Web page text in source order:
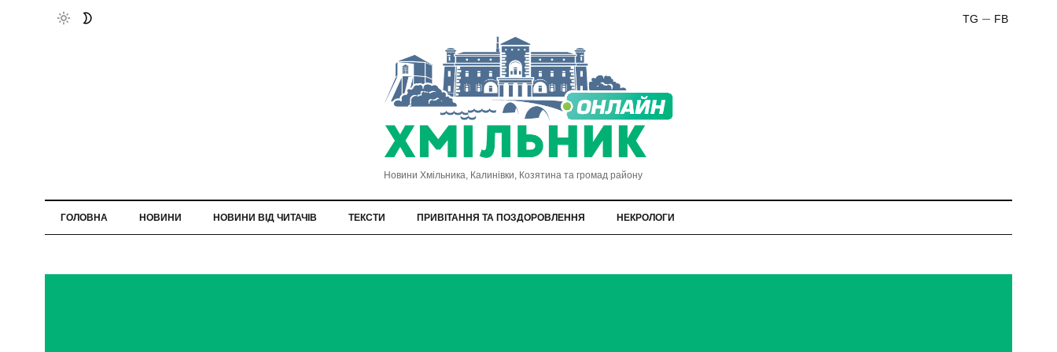
FB
TG
Новини Хмільника, Калинівки, Козятина та громад району
ГОЛОВНА НОВИНИ НОВИНИ ВІД ЧИТАЧІВ ТЕКСТИ ПРИВІТАННЯ ТА ПОЗДОРОВЛЕННЯ НЕКРОЛОГИ